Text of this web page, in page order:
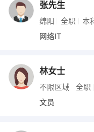
张先生
绵阳 全职 本
网络IT
林女士
不限区域 全职
文员